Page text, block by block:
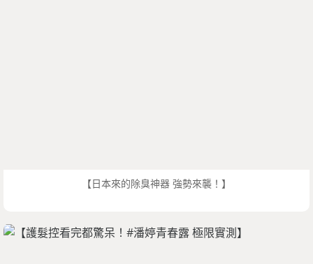
【日本來的除臭神器 強勢來襲！】